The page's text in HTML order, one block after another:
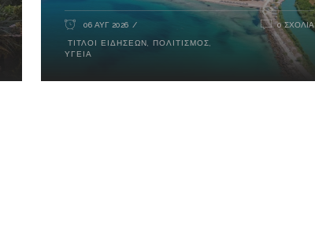
06 ΑΥΓ 2026
ΤΊΤΛΟΙ ΕΙΔΉΣΕΩΝ ΠΟΛΙΤΙΣΜΌΣ
ΥΓΕΊΑ
0 ΣΧΌΛΙΑ